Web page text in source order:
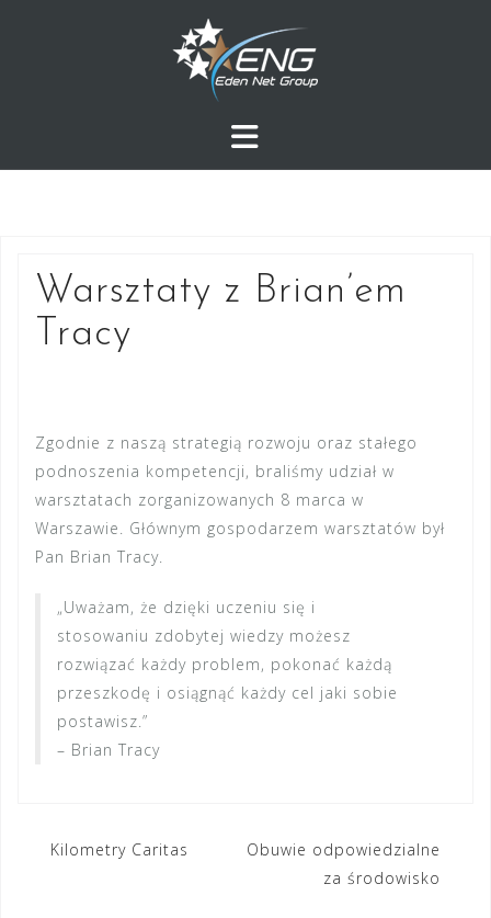
Warsztaty z Brian’em
Tracy
Zgodnie z naszą strategią rozwoju oraz stałego
podnoszenia kompetencji, braliśmy udział w
warsztatach zorganizowanych 8 marca w
Warszawie. Głównym gospodarzem warsztatów był
Pan Brian Tracy.
„Uważam, że dzięki uczeniu się i
stosowaniu zdobytej wiedzy możesz
rozwiązać każdy problem, pokonać każdą
przeszkodę i osiągnąć każdy cel jaki sobie
postawisz.”
– Brian Tracy
Nawigacja
Kilometry Caritas
Obuwie odpowiedzialne
za środowisko